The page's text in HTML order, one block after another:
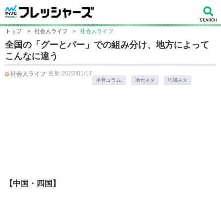
トップ > 社会人ライフ > 社会人ライフ
全国の「グーとパー」での組み分け、地方によって
こんなに違う
社会人ライフ 更新:2022/01/17
本音コラム. 地元ネタ 地域ネタ
【中国・四国】